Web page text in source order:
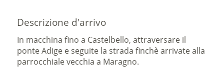
Descrizione d'arrivo
In macchina fino a Castelbello, attraversare il
ponte Adige e seguite la strada finchè arrivate alla
parrocchiale vecchia a Maragno.